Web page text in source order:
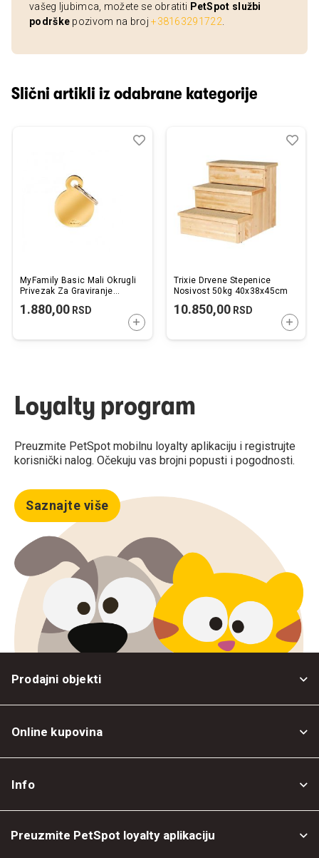
vašeg ljubimca, možete se obratiti PetSpot službi
podrške pozivom na broj+38163291722
Slični artikli iz odabrane kategorije
MyFamily Basic Mali Okrugli
Privezak Za Graviranje
1.880,00 RSD
DODAJTE U KORPU
Dodaj
Uporedi
Trixie Drvene Stepenice
Nosivost 50kg 40x38x45cm
10.850,00RSD
Loyalty program
Preuzmite PetSpot mobilnu loyalty aplikaciju i registrujte
korisnički nalog. Očekuju vas brojni popusti i pogodnosti.
Saznajte više
Prodajni objekti
Online kupovina
Info
Preuzmite PetSpot loyalty aplikaciju